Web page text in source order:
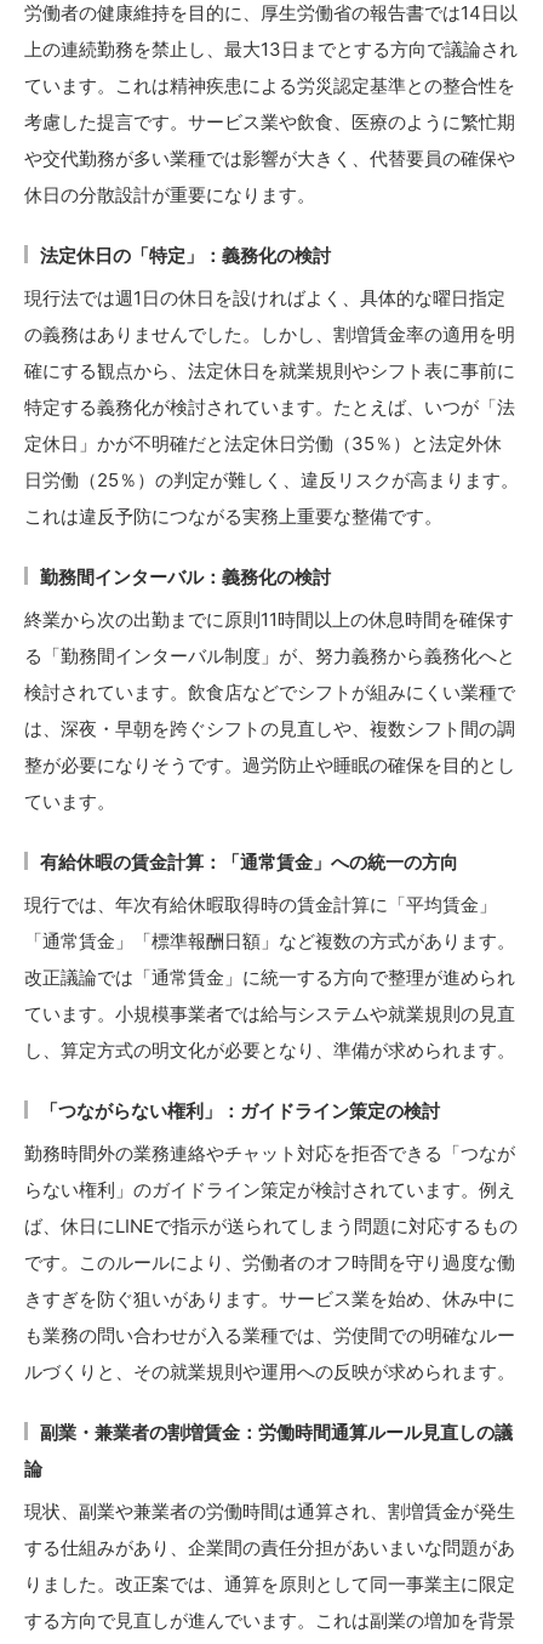
労働者の健康維持を目的に、厚生労働省の報告書では14日以
上の連続勤務を禁止し、最大13日までとする方向で議論され
ています。これは精神疾患による労災認定基準との整合性を
考慮した提言です。サービス業や飲食、医療のように繁忙期
や交代勤務が多い業種では影響が大きく、代替要員の確保や
休日の分散設計が重要になります。
法定休日の「特定」：義務化の検討
現行法では週1日の休日を設ければよく、具体的な曜日指定
の義務はありませんでした。しかし、割増賃金率の適用を明
確にする観点から、法定休日を就業規則やシフト表に事前に
特定する義務化が検討されています。たとえば、いつが「法
定休日」かが不明確だと法定休日労働（35％）と法定外休
日労働（25％）の判定が難しく、違反リスクが高まります。
これは違反予防につながる実務上重要な整備です。
勤務間インターバル：義務化の検討
終業から次の出勤までに原則11時間以上の休息時間を確保す
る「勤務間インターバル制度」が、努力義務から義務化へと
検討されています。飲食店などでシフトが組みにくい業種で
は、深夜・早朝を跨ぐシフトの見直しや、複数シフト間の調
整が必要になりそうです。過労防止や睡眠の確保を目的とし
ています。
有給休暇の賃金計算：「通常賃金」への統一の方向
現行では、年次有給休暇取得時の賃金計算に「平均賃金」
「通常賃金」「標準報酬日額」など複数の方式があります。
改正議論では「通常賃金」に統一する方向で整理が進められ
ています。小規模事業者では給与システムや就業規則の見直
し、算定方式の明文化が必要となり、準備が求められます。
「つながらない権利」：ガイドライン策定の検討
勤務時間外の業務連絡やチャット対応を拒否できる「つなが
らない権利」のガイドライン策定が検討されています。例え
ば、休日にLINEで指示が送られてしまう問題に対応するもの
です。このルールにより、労働者のオフ時間を守り過度な働
きすぎを防ぐ狙いがあります。サービス業を始め、休み中に
も業務の問い合わせが入る業種では、労使間での明確なルー
ルづくりと、その就業規則や運用への反映が求められます。
副業・兼業者の割増賃金：労働時間通算ルール見直しの議
論
現状、副業や兼業者の労働時間は通算され、割増賃金が発生
する仕組みがあり、企業間の責任分担があいまいな問題があ
りました。改正案では、通算を原則として同一事業主に限定
する方向で見直しが進んでいます。これは副業の増加を背景